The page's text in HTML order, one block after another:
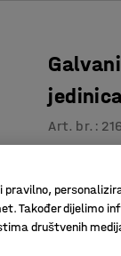
Art. br. :
Dodatni
pravilno,
Također dijelimo
društvenih